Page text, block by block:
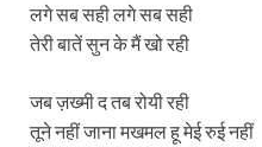
लगे सब सही लगे सब सही
तेरी बातें सुन के मैं खो रही
जब ज़ख्मी द तब रोयी रही
तूने नहीं जाना मखमल हू मेई रुई नहीं